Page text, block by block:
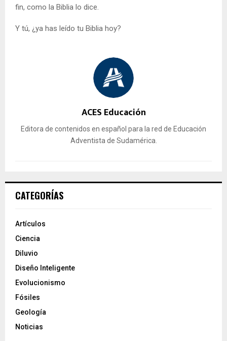
fin, como la Biblia lo dice.
Y tú, ¿ya has leído tu Biblia hoy?
ACES Educación
Editora de contenidos en español para la red de Educación
Adventista de Sudamérica.
CATEGORÍAS
Artículos
Ciencia
Diluvio
Diseño Inteligente
Evolucionismo
Fósiles
Geología
Noticias